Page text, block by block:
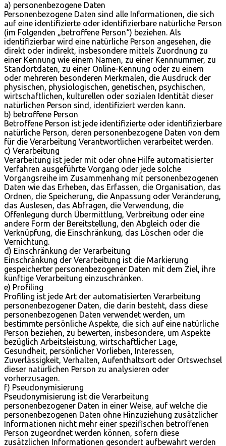
a) personenbezogene Daten
Personenbezogene Daten sind alle Informationen, die sich
auf eine identifizierte oder identifizierbare natürliche Person
(im Folgenden „betroffene Person“) beziehen. Als
identifizierbar wird eine natürliche Person angesehen, die
direkt oder indirekt, insbesondere mittels Zuordnung zu
einer Kennung wie einem Namen, zu einer Kennnummer, zu
Standortdaten, zu einer Online-Kennung oder zu einem
oder mehreren besonderen Merkmalen, die Ausdruck der
physischen, physiologischen, genetischen, psychischen,
wirtschaftlichen, kulturellen oder sozialen Identität dieser
natürlichen Person sind, identifiziert werden kann.
b) betroffene Person
Betroffene Person ist jede identifizierte oder identifizierbare
natürliche Person, deren personenbezogene Daten von dem
für die Verarbeitung Verantwortlichen verarbeitet werden.
c) Verarbeitung
Verarbeitung ist jeder mit oder ohne Hilfe automatisierter
Verfahren ausgeführte Vorgang oder jede solche
Vorgangsreihe im Zusammenhang mit personenbezogenen
Daten wie das Erheben, das Erfassen, die Organisation, das
Ordnen, die Speicherung, die Anpassung oder Veränderung,
das Auslesen, das Abfragen, die Verwendung, die
Offenlegung durch Übermittlung, Verbreitung oder eine
andere Form der Bereitstellung, den Abgleich oder die
Verknüpfung, die Einschränkung, das Löschen oder die
Vernichtung.
d) Einschränkung der Verarbeitung
Einschränkung der Verarbeitung ist die Markierung
gespeicherter personenbezogener Daten mit dem Ziel, ihre
künftige Verarbeitung einzuschränken.
e) Profiling
Profiling ist jede Art der automatisierten Verarbeitung
personenbezogener Daten, die darin besteht, dass diese
personenbezogenen Daten verwendet werden, um
bestimmte persönliche Aspekte, die sich auf eine natürliche
Person beziehen, zu bewerten, insbesondere, um Aspekte
bezüglich Arbeitsleistung, wirtschaftlicher Lage,
Gesundheit, persönlicher Vorlieben, Interessen,
Zuverlässigkeit, Verhalten, Aufenthaltsort oder Ortswechsel
dieser natürlichen Person zu analysieren oder
vorherzusagen.
f) Pseudonymisierung
Pseudonymisierung ist die Verarbeitung
personenbezogener Daten in einer Weise, auf welche die
personenbezogenen Daten ohne Hinzuziehung zusätzlicher
Informationen nicht mehr einer spezifischen betroffenen
Person zugeordnet werden können, sofern diese
zusätzlichen Informationen gesondert aufbewahrt werden